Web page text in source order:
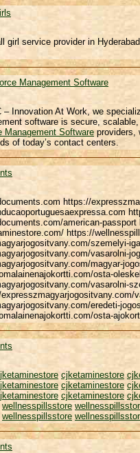
girl service provider in
Management Software
– Innovation At Work, we
software is secure,
Management Software providers,
of today’s contact centers.
https://
american-
https://
szemelyi-
vasarolni-
magyar-
osta-
vasarolni-
eredeti-
osta-
cjketaminestore
cjketaminestore
cjketaminestore
wellnesspillsstore
wellnesspillsstore